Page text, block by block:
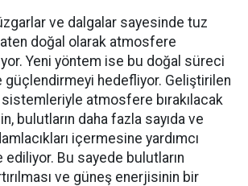
ve dalgalar sayesinde tuz
doğal olarak atmosfere
Yeni yöntem ise bu doğal süreci
güçlendirmeyi hedefliyor. Geliştirilen
atmosfere bırakılacak
bulutların daha fazla sayıda ve
içermesine yardımcı
Bu sayede bulutların
ve güneş enerjisinin bir